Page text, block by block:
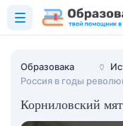
Образовака 🏺
Россия в годы
Корниловский